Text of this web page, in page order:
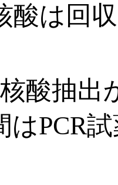
酸は 回
酸抽出
はPCR